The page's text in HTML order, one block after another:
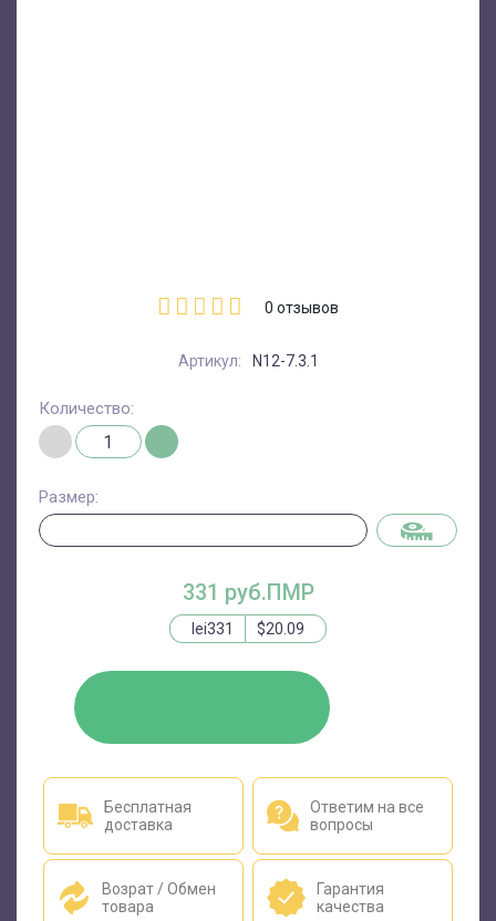
0 отзывов
Артикул: N12-7.3.1
331 руб.ПМР
lei331 $20.09
Количество:
Размер:
Бесплатная
доставка
Ответим на все
вопросы
Возрат / Обмен
товара
Гарантия
качества